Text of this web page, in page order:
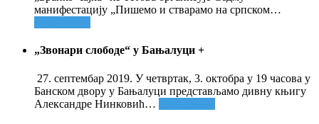
манифестацију „Пишемо и стварамо на српском…
„Звонари слободе“ у Бањалуци +
27. септембар 2019. У четвртак, 3. октобра у 19 часова у
Банском двору у Бањалуци представљамо дивну књигу
Александре Нинковић…